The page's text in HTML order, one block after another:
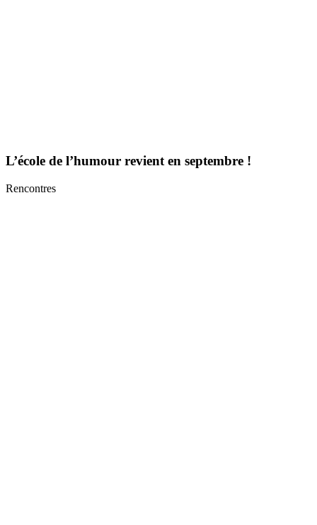
L’école de l’humour revient en septembre !
Rencontres